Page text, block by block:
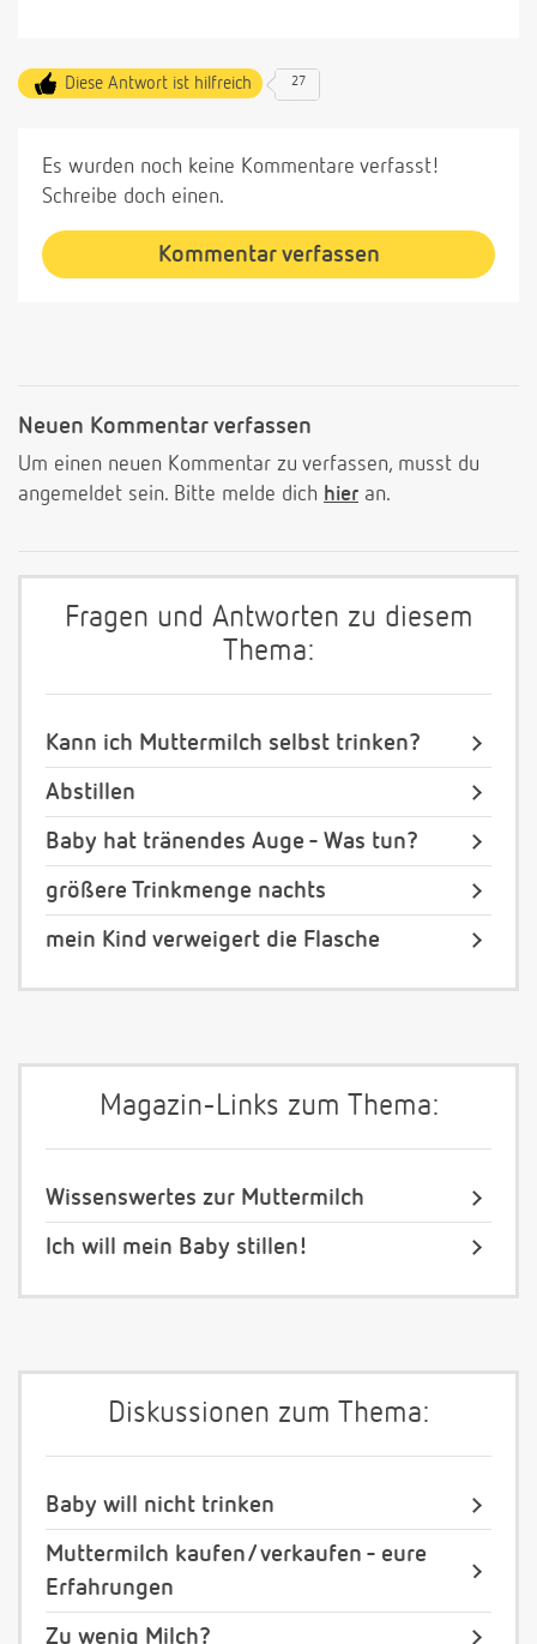
Diese Antwort ist hilfreich 27
Es wurden noch keine Kommentare verfasst!
Schreibe doch einen.
Kommentar verfassen
Neuen Kommentar verfassen
Um einen neuen Kommentar zu verfassen, musst du
angemeldet sein. Bitte melde dich hier an.
Fragen und Antworten zu diesem
Thema:
Kann ich Muttermilch selbst trinken?
Abstillen
Baby hat tränendes Auge - Was tun?
größere Trinkmenge nachts
mein Kind verweigert die Flasche
Magazin-Links zum Thema:
Wissenswertes zur Muttermilch
Ich will mein Baby stillen!
Diskussionen zum Thema:
Baby will nicht trinken
Muttermilch kaufen/ verkaufen - eure
Erfahrungen
Zu wenig Milch?